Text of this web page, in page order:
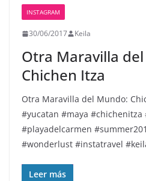
INSTAGRAM
30/06/2017 Keila
️Otra Maravilla
Chichen Itza
Otra Maravilla del Mundo:
#yucatan #maya
#playadelcarmen
#wonderlust #instatravel
Leer más